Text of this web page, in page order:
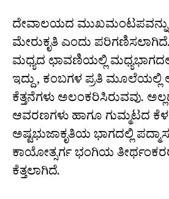
ದೇವಾಲಯದ ಮುಖಮಂಟಪವನ್ನು
ಮೇರುಕೃತಿ ಎಂದು
ಮಧ್ಯದ ಛಾವಣಿಯಲ್ಲಿ
ಇದ್ದು, ಕಂಬಗಳ ಪ್ರತಿ ಮೂಲೆಯಲ್ಲಿ
ಕೆತ್ತನೆಗಳು ಅಲಂಕರಿಸಿರುವವು.
ಆವರಣಗಳು ಹಾಗೂ ಗುಮ್ಮಟದ
ಅಷ್ಟಭುಜಾಕೃತಿಯ ಭಾಗದಲ್ಲಿ
ಕಾಯೋತ್ಸರ್ಗ ಭಂಗಿಯ
ಕೆತ್ತಲಾಗಿದೆ.